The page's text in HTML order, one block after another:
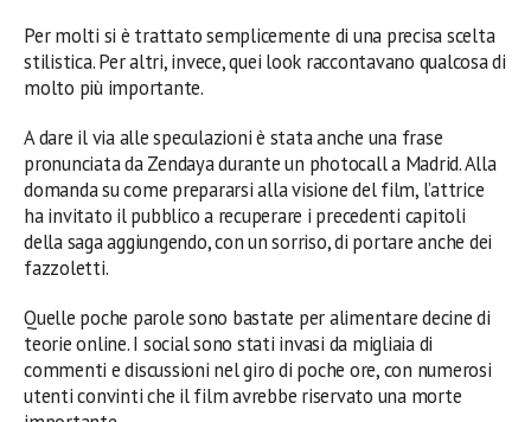
Per molti si è trattato semplicemente di una precisa scelta
stilistica. Per altri, invece, quei look raccontavano qualcosa di
molto più importante.
A dare il via alle speculazioni è stata anche una frase
pronunciata da Zendaya durante un photocall a Madrid. Alla
domanda su come prepararsi alla visione del film, l’attrice
ha invitato il pubblico a recuperare i precedenti capitoli
della saga aggiungendo, con un sorriso, di portare anche dei
fazzoletti.
Quelle poche parole sono bastate per alimentare decine di
teorie online. I social sono stati invasi da migliaia di
commenti e discussioni nel giro di poche ore, con numerosi
utenti convinti che il film avrebbe riservato una morte